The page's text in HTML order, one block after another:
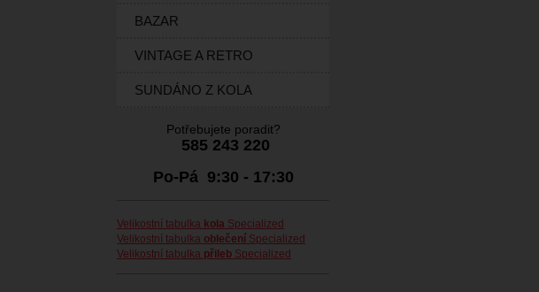
BAZAR
VINTAGE A RETRO
SUNDÁNO Z KOLA
Potřebujete poradit?
585 243 220
Po-Pá 9:30 - 17:30
Velikostní tabulka kola Specialized
Velikostní tabulka oblečení Specialized
Velikostní tabulka přileb Specialized